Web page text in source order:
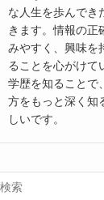
な人生を歩んでき
きます。情報の正
みやすく、興味を
ることを心がけて
学歴を知ることで
方をもっと深く知
しいです。